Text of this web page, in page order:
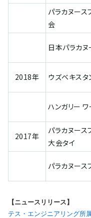
パラカヌー
会
日本パラカ
2018年 ウズベキス
ハンガリー
2017年
パラカヌース
大会タイ
パラカヌース
【ニュースリリース】
テス・エンジニアリング所